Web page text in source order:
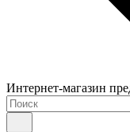
Интернет-магазин